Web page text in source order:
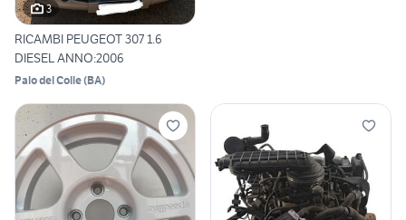
3
RICAMBI PEUGEOT 307 1.6
DIESEL ANNO:2006
Palo del Colle(BA)